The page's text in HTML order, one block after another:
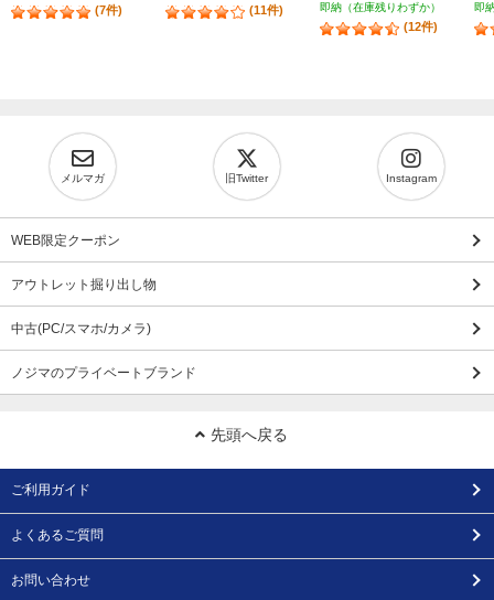
(7件) (11件) 即納（在庫残りわずか）
(12件)
即
メルマガ 旧Twitter Instagram
WEB限定クーポン
アウトレット掘り出し物
中古(PC/スマホ/カメラ)
ノジマのプライベートブランド
先頭へ戻る
ご利用ガイド
よくあるご質問
お問い合わせ